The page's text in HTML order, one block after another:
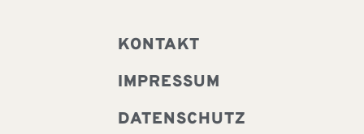
KONTAKT
IMPRESSUM
DATENSCHUTZ